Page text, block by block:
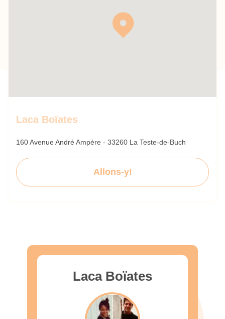
Laca Boïates
160 Avenue André Ampère - 33260 La Teste-de-Buch
Allons-y!
Laca Boïates